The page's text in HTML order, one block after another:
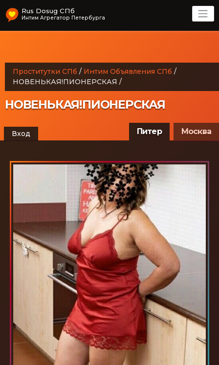
Rus Dosug СПб
Проститутки СПб / Интим Объявления СПб /
НОВЕНЬКАЯ!ПИОНЕРСКАЯ /
НОВЕНЬКАЯ!ПИОНЕРСКАЯ
Вход Москва
Питер